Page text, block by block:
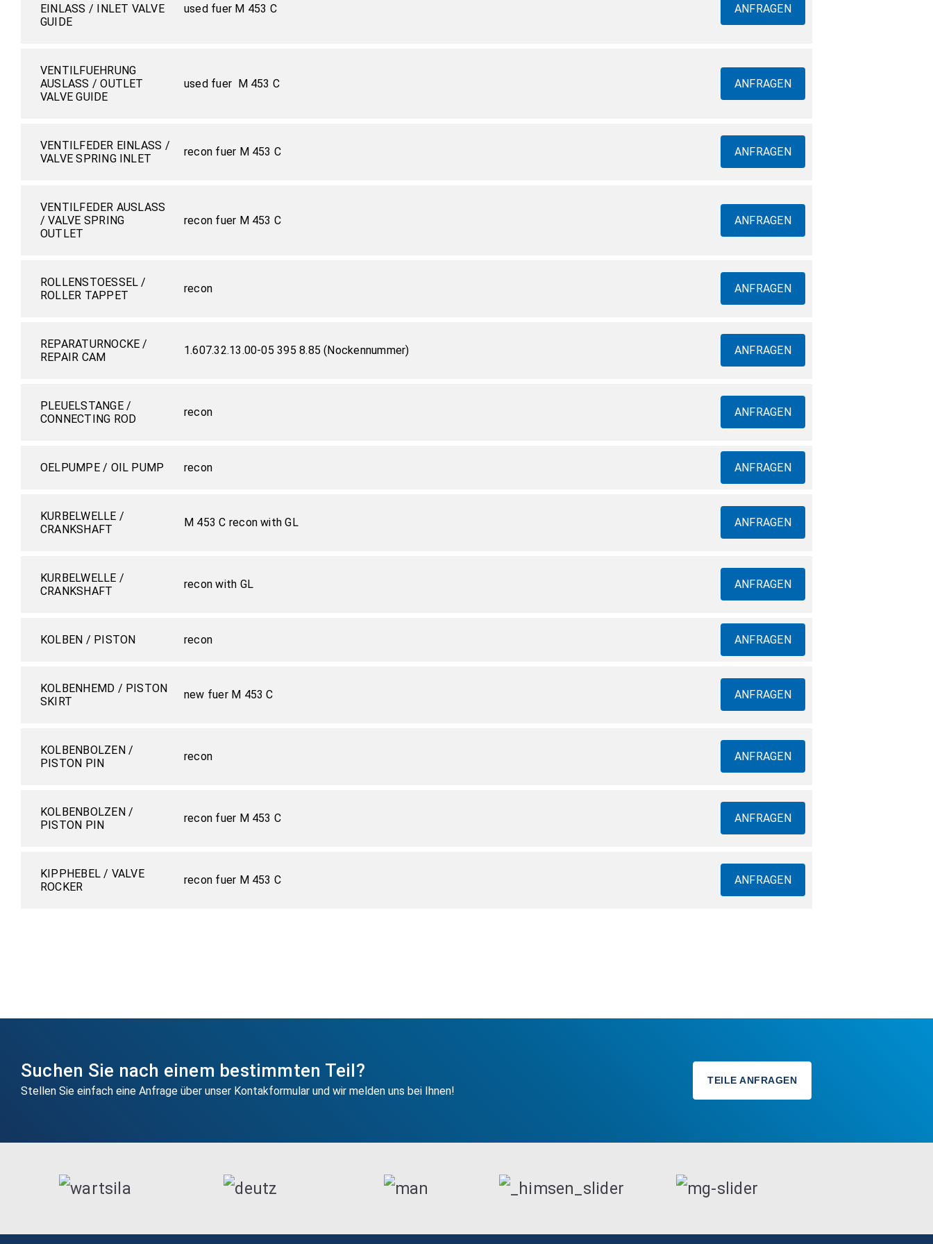
EINLASS / INLET VALVE
GUIDE
used fuer M 453 C ANFRAGEN
VENTILFUEHRUNG
AUSLASS / OUTLET
VALVE GUIDE
used fuer M 453 C ANFRAGEN
VENTILFEDER EINLASS /
VALVE SPRING INLET
recon fuer M 453 C ANFRAGEN
VENTILFEDER AUSLASS
/ VALVE SPRING
OUTLET
recon fuer M 453 C ANFRAGEN
ROLLENSTOESSEL /
ROLLER TAPPET
recon ANFRAGEN
REPARATURNOCKE /
REPAIR CAM
1.607.32.13.00-05 395 8.85 (Nockennummer) ANFRAGEN
PLEUELSTANGE /
CONNECTING ROD
recon ANFRAGEN
OELPUMPE / OIL PUMP recon ANFRAGEN
KURBELWELLE /
CRANKSHAFT
M 453 C recon with GL ANFRAGEN
KURBELWELLE /
CRANKSHAFT
recon with GL ANFRAGEN
KOLBEN / PISTON recon ANFRAGEN
KOLBENHEMD / PISTON
SKIRT
new fuer M 453 C ANFRAGEN
KOLBENBOLZEN /
PISTON PIN
recon ANFRAGEN
KOLBENBOLZEN /
PISTON PIN
recon fuer M 453 C ANFRAGEN
KIPPHEBEL / VALVE
ROCKER
recon fuer M 453 C ANFRAGEN
Suchen Sie nach einem bestimmten Teil?
Stellen Sie einfach eine Anfrage über unser Kontakformular und wir melden uns bei Ihnen!
TEILE ANFRAGEN